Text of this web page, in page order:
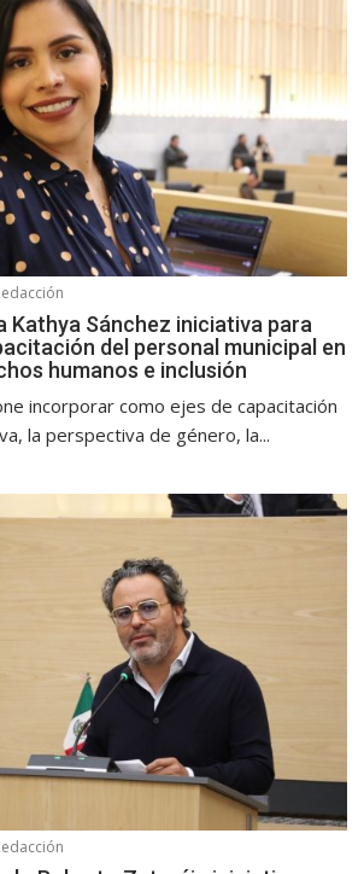
Kathya Sánchez iniciativa para
del personal municipal en
humanos e inclusión
incorporar como ejes de capacitación
la perspectiva de género, la...